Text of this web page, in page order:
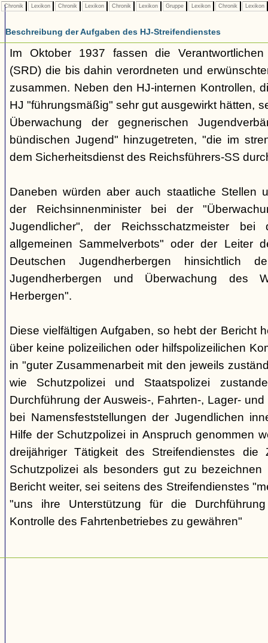
Chronik Lexikon Chronik Lexikon Chronik Lexikon Gruppe Lexikon Chronik Lexikon
Beschreibung der Aufgaben des HJ-Streifendienstes
Im Oktober 1937 fassen die Verantwortlichen
(SRD) die bis dahin verordneten und
zusammen. Neben den HJ-internen Kontrollen,
HJ "führungsmäßig" sehr gut ausgewirkt hätten,
Überwachung der gegnerischen
bündischen Jugend" hinzugetreten, "die im
dem Sicherheitsdienst des Reichsführers-SS
Daneben würden aber auch staatliche Stellen
der Reichsinnenminister bei der
Jugendlicher", der Reichsschatzmeister bei
allgemeinen Sammelverbots" oder der Leiter
Deutschen Jugendherbergen hinsichtlich
Jugendherbergen und Überwachung des
Herbergen".
Diese vielfältigen Aufgaben, so hebt der Bericht
über keine polizeilichen oder hilfspolizeilichen
in "guter Zusammenarbeit mit den jeweils
wie Schutzpolizei und Staatspolizei
Durchführung der Ausweis-, Fahrten-, Lager-
bei Namensfeststellungen der Jugendlichen
Hilfe der Schutzpolizei in Anspruch genommen
dreijähriger Tätigkeit des Streifendienstes die
Schutzpolizei als besonders gut zu
Bericht weiter, sei seitens des Streifendienstes
"uns ihre Unterstützung für die
Kontrolle des Fahrtenbetriebes zu gewähren"